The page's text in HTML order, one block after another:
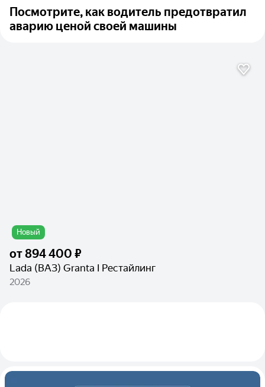
Посмотрите, как водитель предотвратил
аварию ценой своей машины
Новый
от894 400 ₽
Lada (ВАЗ) Granta I Рестайлинг
2026